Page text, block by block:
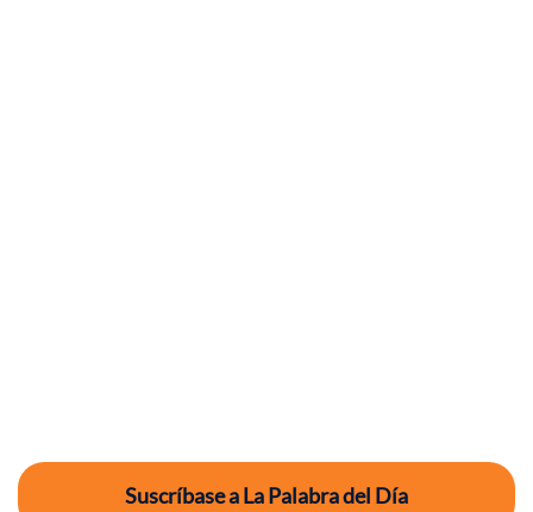
Suscríbase a La Palabra del Día